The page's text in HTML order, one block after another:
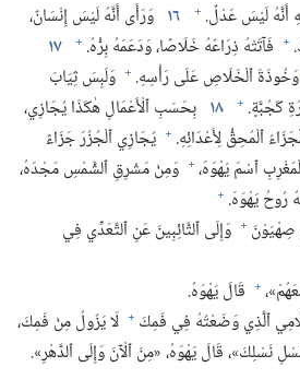
أَنَّهُ لَيْسَ عَدْلٌ.‏ + ١٦ وَرَأَى أَنَّهُ لَيْسَ إِنْسَانٌ،‏
+ فَآتَتْهُ ذِرَاعُهُ خَلَاصًا،‏ وَدَعَمَهُ بِرُّهُ.‏ +
١٧
وَخُوذَةَ ٱلْخَلَاصِ عَلَى رَأْسِهِ.‏ + وَلَبِسَ ثِيَابَ
كَجُبَّةٍ.‏ + ١٨ بِحَسَبِ ٱلْأَعْمَالِ هٰكَذَا يُجَازِي،‏
ٱلْمُحِقُّ لِأَعْدَائِهِ.‏ + يُجَازِي ٱلْجُزُرَ جَزَاءً
ٱسْمَ يَهْوَهَ،‏ + وَمِنْ مَشْرِقِ ٱلشَّمْسِ مَجْدَهُ،‏
رُوحُ يَهْوَهَ.‏ +
صِهْيَوْنَ + وَإِلَى ٱلتَّائِبِينَ عَنِ ٱلتَّعَدِّي فِي
+ قَالَ يَهْوَهُ.‏
ٱلَّذِي وَضَعْتُهُ فِي فَمِكَ + لَا يَزُولُ مِنْ فَمِكَ،‏
نَسْلِكَ»،‏ قَالَ يَهْوَهُ،‏ «مِنَ ٱلْآنَ وَإِلَى ٱلدَّهْرِ».‏